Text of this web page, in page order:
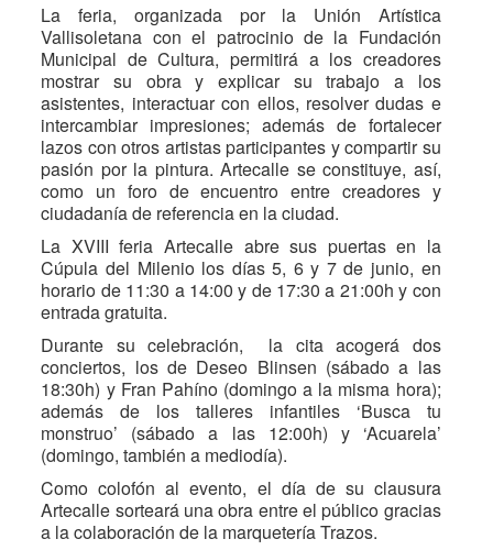
La feria, organizada por la Unión Artística
Vallisoletana con el patrocinio de la Fundación
Municipal de Cultura, permitirá a los creadores
mostrar su obra y explicar su trabajo a los
asistentes, interactuar con ellos, resolver dudas e
intercambiar impresiones; además de fortalecer
lazos con otros artistas participantes y compartir su
pasión por la pintura. Artecalle se constituye, así,
como un foro de encuentro entre creadores y
ciudadanía de referencia en la ciudad.
La XVIII feria Artecalle abre sus puertas en la
Cúpula del Milenio los días 5, 6 y 7 de junio, en
horario de 11:30 a 14:00 y de 17:30 a 21:00h y con
entrada gratuita.
Durante su celebración, la cita acogerá dos
conciertos, los de Deseo Blinsen (sábado a las
18:30h) y Fran Pahíno (domingo a la misma hora);
además de los talleres infantiles ‘Busca tu
monstruo’ (sábado a las 12:00h) y ‘Acuarela’
(domingo, también a mediodía).
Como colofón al evento, el día de su clausura
Artecalle sorteará una obra entre el público gracias
a la colaboración de la marquetería Trazos.